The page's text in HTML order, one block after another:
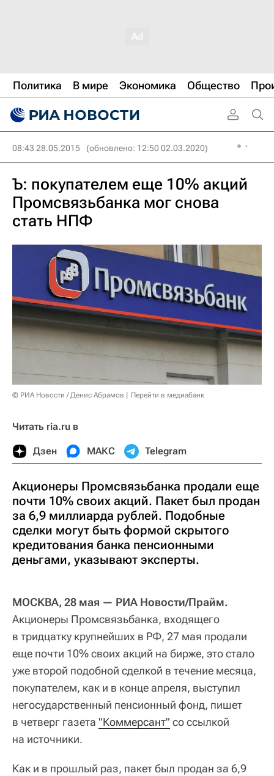
Политика В мире Экономика Общество
08:43 28.05.2015 (обновлено: 12:50 02.03.2020)
Ъ: покупателем еще 10% акций
Промсвязьбанка мог снова
стать НПФ
© РИА Новости / Денис Абрамов Перейти в медиабанк
Читать ria.ru в
Дзен МАКС Telegram
Акционеры Промсвязьбанка продали еще
почти 10% своих акций. Пакет был продан
за 6,9 миллиарда рублей. Подобные
сделки могут быть формой скрытого
кредитования банка пенсионными
деньгами, указывают эксперты.
МОСКВА, 28 мая — РИА Новости/Прайм.
Акционеры Промсвязьбанка, входящего
в тридцатку крупнейших в РФ, 27 мая продали
еще почти 10% своих акций на бирже, это стало
уже второй подобной сделкой в течение месяца,
покупателем, как и в конце апреля, выступил
негосударственный пенсионный фонд, пишет
в четверг газета "Коммерсант" со ссылкой
на источники.
Как и в прошлый раз, пакет был продан за 6,9